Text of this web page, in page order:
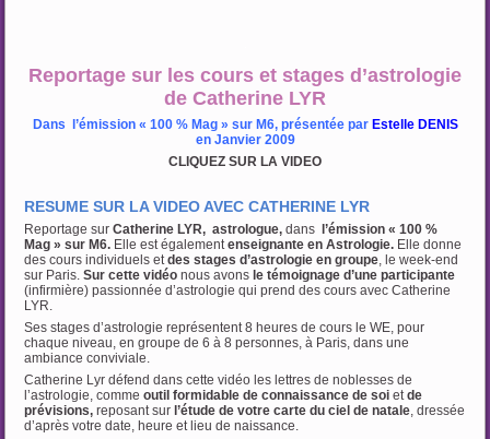
Reportage sur les cours et stages d’astrologie
de Catherine LYR
Dans l’émission « 100 % Mag » sur M6, présentée par Estelle DENIS
en Janvier 2009
CLIQUEZ SUR LA VIDEO
RESUME SUR LA VIDEO AVEC CATHERINE LYR
Reportage surCatherine LYR, astrologue,dans
l’émission « 100 %
Mag » sur M6. Elle est égalementenseignante en Astrologie. Elle donne
des cours individuels etdes stages d’astrologie en groupe, le week-end
sur Paris.Sur cette vidéo nous avons le témoignage d’une participante
(infirmière) passionnée d’astrologie qui prend des cours avec Catherine
LYR.
Ses stages d’astrologie représentent 8 heures de cours le WE, pour
chaque niveau, en groupe de 6 à 8 personnes, à Paris, dans une
ambiance conviviale.
Catherine Lyr défend dans cette vidéo les lettres de noblesses de
l’astrologie, commeoutil formidable de connaissance de soietde
prévisions, reposant sur l’étude de votre carte du ciel de natale, dressée
d’après votre date, heure et lieu de naissance.